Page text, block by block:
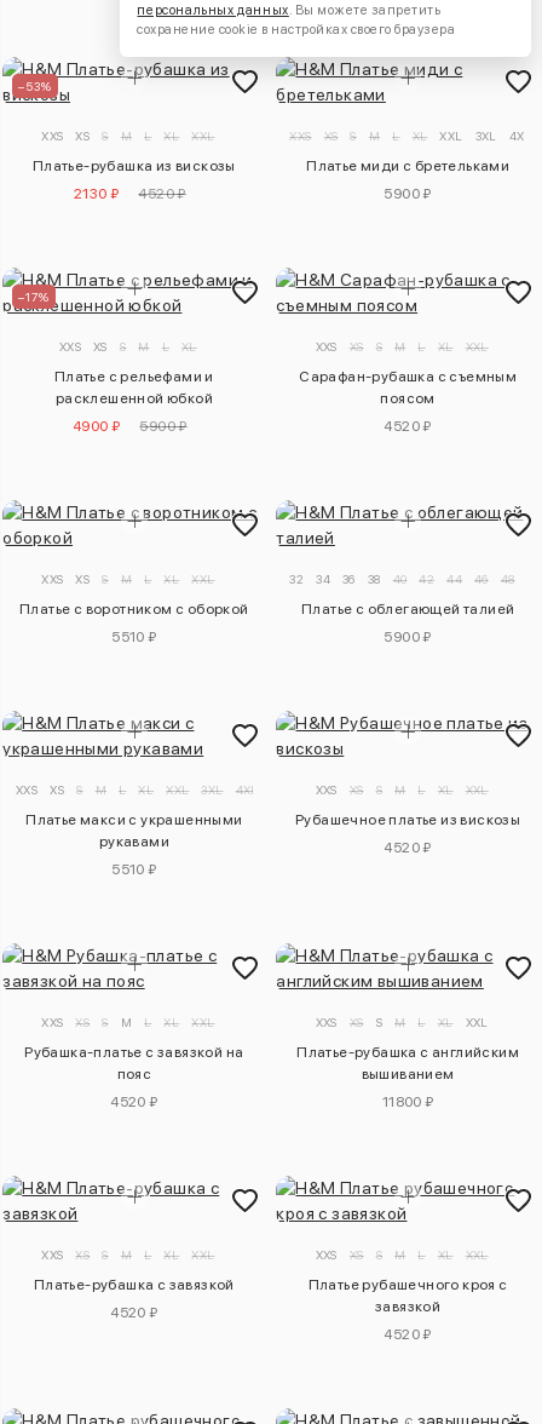
–53%
XXS XS S M L XL XXL
Платье-рубашка из вискозы
2130 ₽
4520 ₽
XXS XS S M L XL XXL 3XL 4XL
Платье миди с бретельками
5900 ₽
–17%
XXS XS S M L XL
Платье с рельефами и
расклешенной юбкой
4900 ₽
5900 ₽
XXS XS S M L XL XXL
Сарафан-рубашка с съемным
поясом
4520 ₽
XXS XS S M L XL XXL
Платье с воротником с оборкой
5510 ₽
32 34 36 38 40 42 44 46 48
Платье с облегающей талией
5900 ₽
XXS XS S M L XL XXL 3XL 4XL
Платье макси с украшенными
рукавами
5510 ₽
XXS XS S M L XL XXL
Рубашечное платье из вискозы
4520 ₽
XXS XS S M L XL XXL
Рубашка-платье с завязкой на
пояс
4520 ₽
XXS XS S M L XL XXL
Платье-рубашка с английским
вышиванием
11800 ₽
XXS XS S M L XL XXL
Платье-рубашка с завязкой
4520 ₽
XXS XS S M L XL XXL
Платье рубашечного кроя с
завязкой
4520 ₽
персональных данных. Вы можете запретить
сохранение cookie в настройках своего браузера